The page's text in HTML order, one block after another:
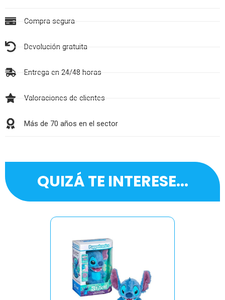
Compra segura
Devolución gratuita
Entrega en 24/48 horas
Valoraciones de clientes
Más de 70 años en el sector
QUIZÁ TE INTERESE...